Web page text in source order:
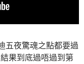
五夜驚魂之點都要過
果到底過唔過到第